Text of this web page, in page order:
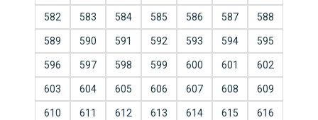
582 583 584 585 586 587 588
589 590 591 592 593 594 595
596 597 598 599 600 601 602
603 604 605 606 607 608 609
610 611 612 613 614 615 616